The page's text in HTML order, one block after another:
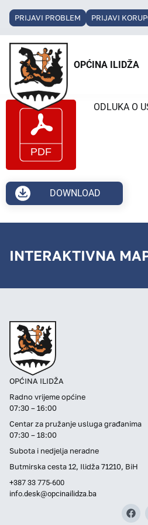
PRIJAVI PROBLEM PRIJAVI
OPĆINA ILIDŽA
ODLUKA O
DOWNLOAD
INTERAKTIVNA
OPĆINA ILIDŽA
Radno vrijeme općine
07:30 – 16:00
Centar za pružanje usluga građanima
07:30 – 18:00
Subota i nedjelja neradne
Butmirska cesta 12, Ilidža 71210, BiH
+387 33 775-600
info.desk@opcinailidza.ba